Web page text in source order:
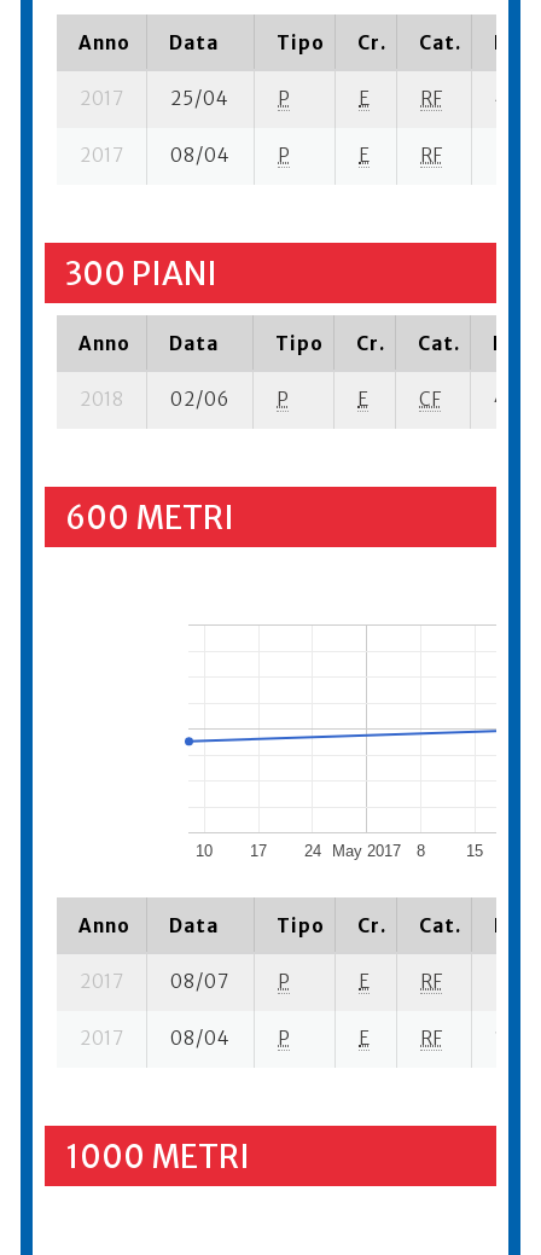
Anno Data Tipo Cr. Cat.
2017 25/04 P E RF 4
2017 08/04 P E RF
300 PIANI
Anno Data Tipo Cr. Cat.
2018 02/06 P E CF 4
600 METRI
May 2017
10 17 24 8 15
Anno Data Tipo Cr. Cat.
2017 08/07 P E RF
2017 08/04 P E RF 14
1000 METRI